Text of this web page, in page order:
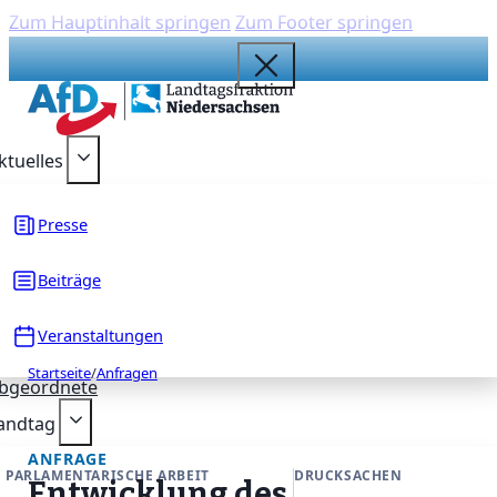
Zum Hauptinhalt springen Zum Footer springen
{acf_social_media_plattform}
{acf_social_media_plattform}
{acf_social_media_plattform}
{acf_social_media_plattform}
{acf_social_media_plattform}
Presse
Beiträge
Veranstaltungen
PARLAMENTARISCHE ARBEIT DRUCKSACHEN
Startseite/Anfragen
ANFRAGE